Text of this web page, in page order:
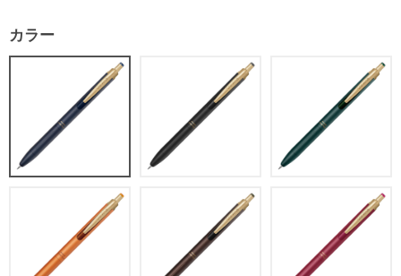
カラー